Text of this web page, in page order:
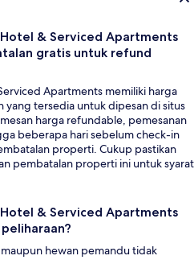
& Serviced Apartments
gratis untuk refund
Apartments memiliki harga
yang tersedia untuk dipesan di situs
harga refundable, pemesanan
beberapa hari sebelum check-in
properti. Cukup pastikan
pembatalan properti ini untuk syarat
& Serviced Apartments
hewan pemandu tidak